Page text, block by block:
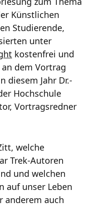
Künstlichen
Studierende,
unter
kostenfrei und
dem Vortrag
diesem Jahr Dr.-
Hochschule
Vortragsredner
welche
Trek-Autoren
und welchen
auf unser Leben
anderem auch